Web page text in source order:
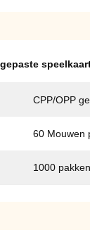
CPP/OPP
60 Mouwen
1000 pakken